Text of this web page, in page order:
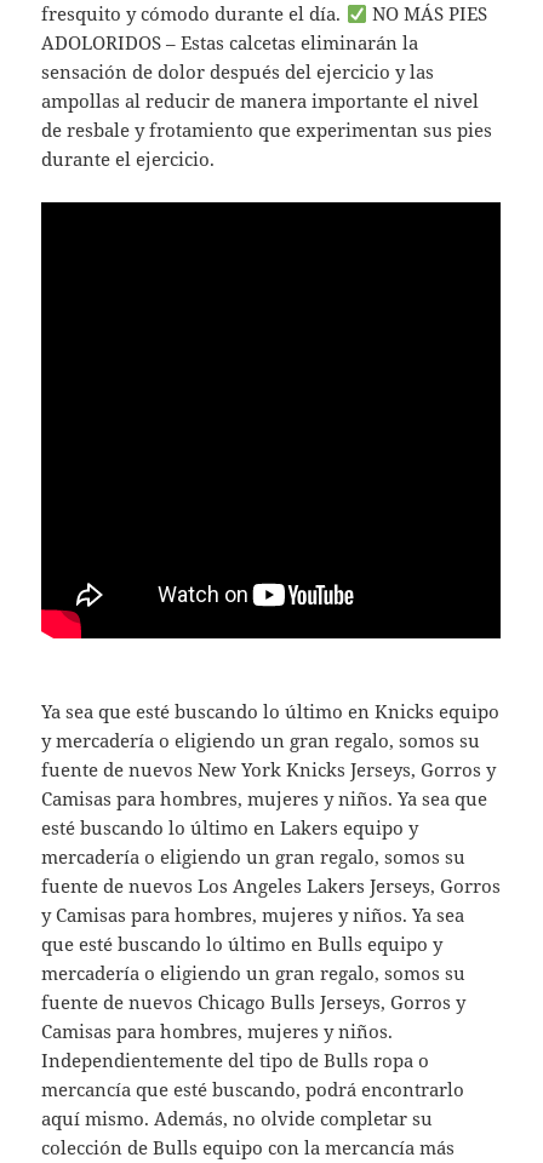
fresquito y cómodo durante el día.
NO MÁS PIES
ADOLORIDOS – Estas calcetas eliminarán la
sensación de dolor después del ejercicio y las
ampollas al reducir de manera importante el nivel
de resbale y frotamiento que experimentan sus pies
durante el ejercicio.
Ya sea que esté buscando lo último en Knicks equipo
y mercadería o eligiendo un gran regalo, somos su
fuente de nuevos New York Knicks Jerseys, Gorros y
Camisas para hombres, mujeres y niños. Ya sea que
esté buscando lo último en Lakers equipo y
mercadería o eligiendo un gran regalo, somos su
fuente de nuevos Los Angeles Lakers Jerseys, Gorros
y Camisas para hombres, mujeres y niños. Ya sea
que esté buscando lo último en Bulls equipo y
mercadería o eligiendo un gran regalo, somos su
fuente de nuevos Chicago Bulls Jerseys, Gorros y
Camisas para hombres, mujeres y niños.
Independientemente del tipo de Bulls ropa o
mercancía que esté buscando, podrá encontrarlo
aquí mismo. Además, no olvide completar su
colección de Bulls equipo con la mercancía más